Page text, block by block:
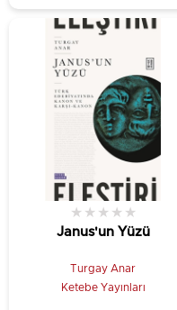
Janus'un Yüzü
★ ★ ★ ★ ★
Turgay Anar
Ketebe Yayınları